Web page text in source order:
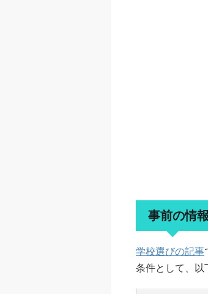
事前の情
学校選びの記事
条件として、以